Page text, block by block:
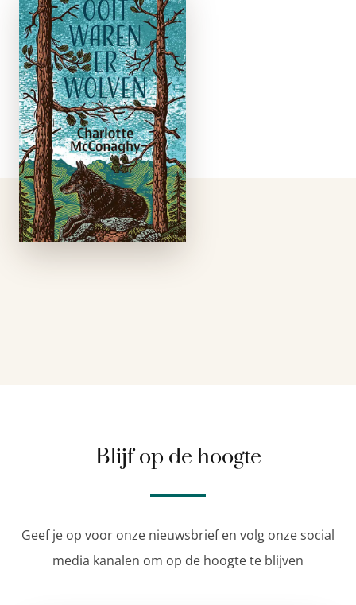
Ooit waren er
wolven
e-boek
Een onmiddellijke
New York Times-
bestseller Een wild
en aangrijpend
verhaal over de strijd
van een vrouw die
tegen elke prijs
wolven opnieuw in de
Schotse Hooglanden
probeert te
Blijf op de hoogte
Geef je op voor onze nieuwsbrief en volg onze social
media kanalen om op de hoogte te blijven